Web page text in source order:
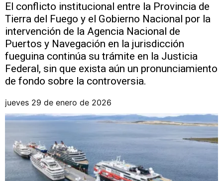
El conflicto institucional entre la Provincia de
Tierra del Fuego y el Gobierno Nacional por la
intervención de la Agencia Nacional de
Puertos y Navegación en la jurisdicción
fueguina continúa su trámite en la Justicia
Federal, sin que exista aún un pronunciamiento
de fondo sobre la controversia.
jueves 29 de enero de 2026